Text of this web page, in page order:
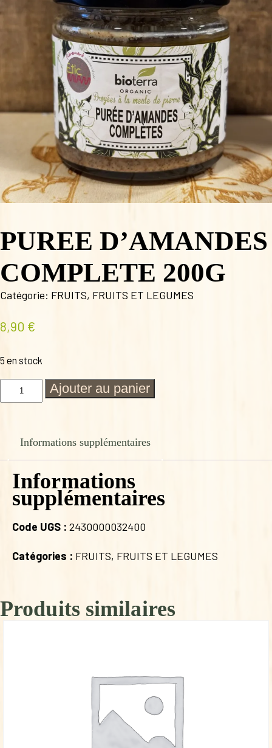
PUREE D’AMANDES
COMPLETE 200G
Catégorie: FRUITS, FRUITS ET LEGUMES
8,90 €
5 en stock
quantité
COMPLETE
Ajouter au panier
Informations supplémentaires
Informations
supplémentaires
Code UGS : 2430000032400
Catégories : FRUITS, FRUITS ET LEGUMES
Produits similaires